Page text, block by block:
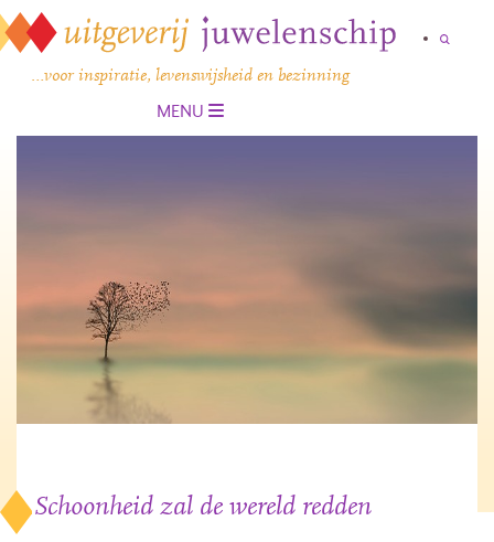
…voor inspiratie, levenswijsheid en bezinning
MENU
Schoonheid zal de wereld redden